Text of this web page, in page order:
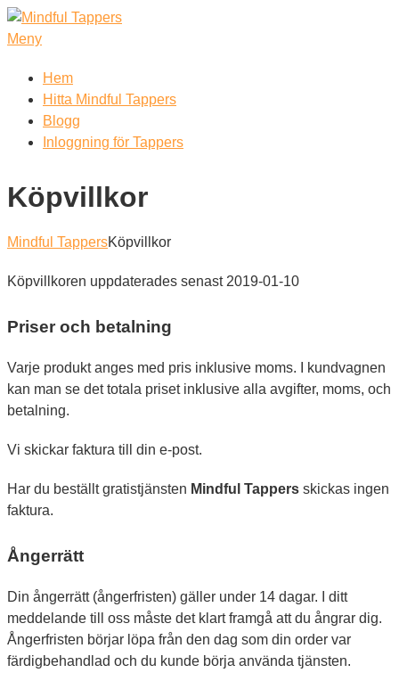
Hoppa
till
Meny
Hem
Hitta Mindful Tappers
Blogg
Inloggning för Tappers
Köpvillkor
Mindful TappersKöpvillkor
Köpvillkoren uppdaterades senast 2019-01-10
Priser och betalning
Varje produkt anges med pris inklusive moms. I kundvagnen
kan man se det totala priset inklusive alla avgifter, moms, och
betalning.
Vi skickar faktura till din e-post.
Har du beställt gratistjänsten Mindful Tappers skickas ingen
faktura.
Ångerrätt
Din ångerrätt (ångerfristen) gäller under 14 dagar. I ditt
meddelande till oss måste det klart framgå att du ångrar dig.
Ångerfristen börjar löpa från den dag som din order var
färdigbehandlad och du kunde börja använda tjänsten.